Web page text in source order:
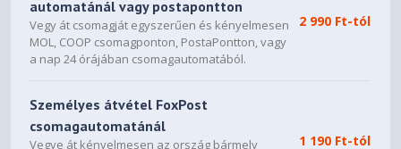
beépített kétcsatornás
mikrofonok
Mutatóeszköz
Clickpad a multi-touch
kézmozdulatok támogatásával
sztereó fejhallgató- és
automatánál vagy postapontton
Vegy át csomagját egyszerűen és kényelmesen
MOL, COOP csomagponton, PostaPontton, vagy
a nap 24 órájában csomagautomatából.
2 990 Ft-tól
Személyes átvétel FoxPost
csomagautomatánál
Vegye át kényelmesen az ország bármely
1 190 Ft-tól